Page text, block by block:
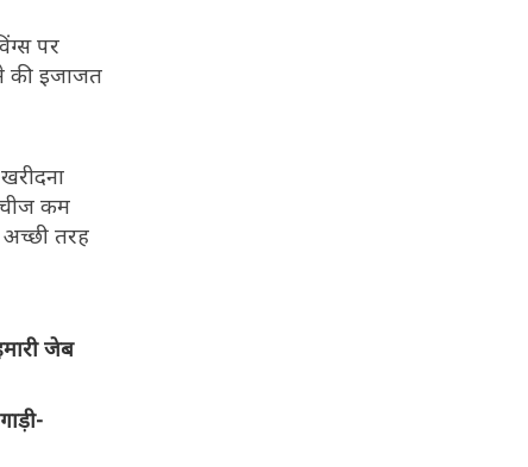
पर
की इजाजत
कम
तरह
जेब